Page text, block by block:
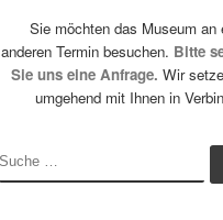
Sie möchten das Museum an
anderen Termin besuchen. Bitte
Sie uns eine Anfrage. Wir
umgehend mit Ihnen in